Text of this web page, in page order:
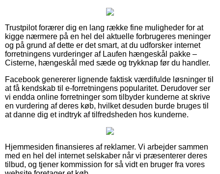
Trustpilot forærer dig en lang række fine muligheder for at
kigge nærmere på en hel del aktuelle forbrugeres meninger
og på grund af dette er det smart, at du udforsker internet
forretningens vurderinger af Laufen hængeskål pakke –
Cisterne, hængeskål med sæde og trykknap før du handler.
Facebook genererer lignende faktisk værdifulde løsninger til
at få kendskab til e-forretningens popularitet. Derudover ser
vi endda online forretninger som tilbyder kunderne at skrive
en vurdering af deres køb, hvilket desuden burde bruges til
at danne dig et indtryk af tilfredsheden hos kunderne.
Hjemmesiden finansieres af reklamer. Vi arbejder sammen
med en hel del internet selskaber når vi præsenterer deres
tilbud, og tjener kommission for så vidt en bruger fra vores